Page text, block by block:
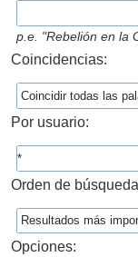
p.e. "Rebelión en la
Coincidencias:
Por usuario:
Orden de
Opciones: